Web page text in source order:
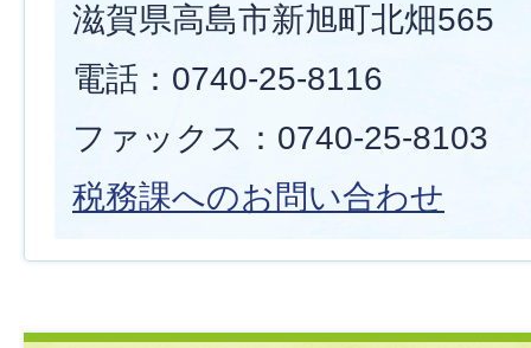
滋賀県高島市新旭町北畑565
電話：0740-25-8116
ファックス：0740-25-8103
税務課へのお問い合わせ